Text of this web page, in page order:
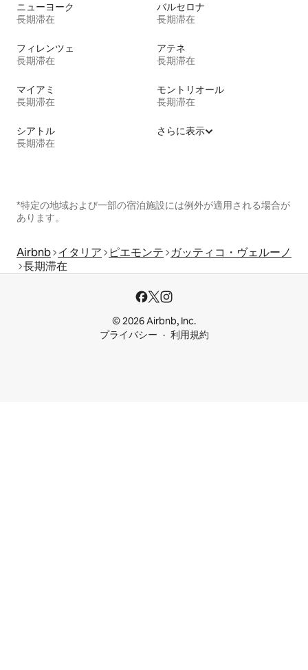
ニューヨーク
長期滞在
バルセロナ
長期滞在
フィレンツェ
長期滞在
アテネ
長期滞在
マイアミ
長期滞在
モントリオール
長期滞在
シアトル
長期滞在
さらに表示
*特定の地域および一部の宿泊施設には例外が適用される場合が
あります。
Airbnb イタリア ピエモンテ
ガッティコ・ヴェルーノ
長期滞在
© 2026 Airbnb, Inc.
プライバシー
利用規約